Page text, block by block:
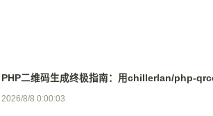
PHP二维码生成终极指南：用chillerlan/php-
2026/8/8 0:00:03